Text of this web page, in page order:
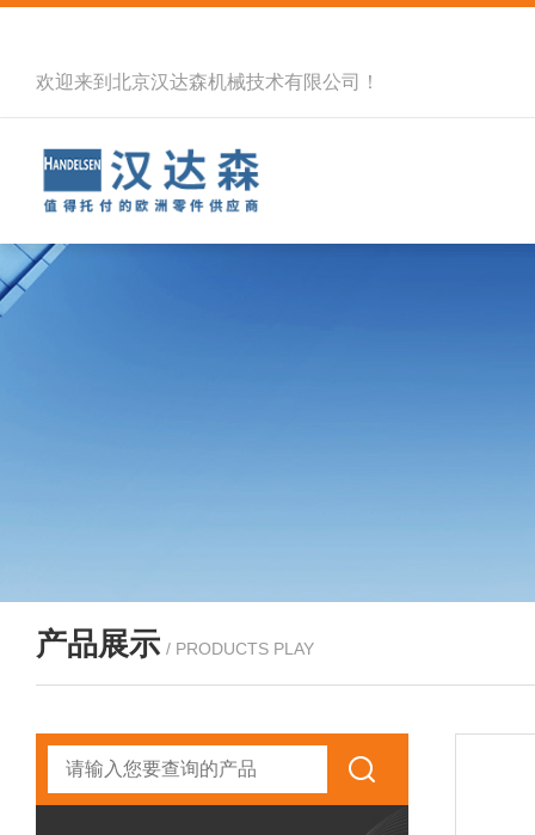
欢迎来到北京汉达森机械技术有限公司！
产品展示 / PRODUCTS PLAY